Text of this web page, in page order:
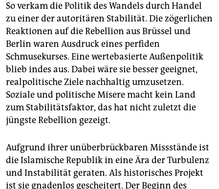
So verkam die Politik des Wandels durch Handel
zu einer der autoritären Stabilität. Die zögerlichen
Reaktionen auf die Rebellion aus Brüssel und
Berlin waren Ausdruck eines perfiden
Schmusekurses. Eine wertebasierte Außenpolitik
blieb indes aus. Dabei wäre sie besser geeignet,
realpolitische Ziele nachhaltig umzusetzen.
Soziale und politische Misere macht kein Land
zum Stabilitätsfaktor, das hat nicht zuletzt die
jüngste Rebellion gezeigt.
Aufgrund ihrer unüberbrückbaren Missstände ist
die Islamische Republik in eine Ära der Turbulenz
und Instabilität geraten. Als historisches Projekt
ist sie gnadenlos gescheitert. Der Beginn des